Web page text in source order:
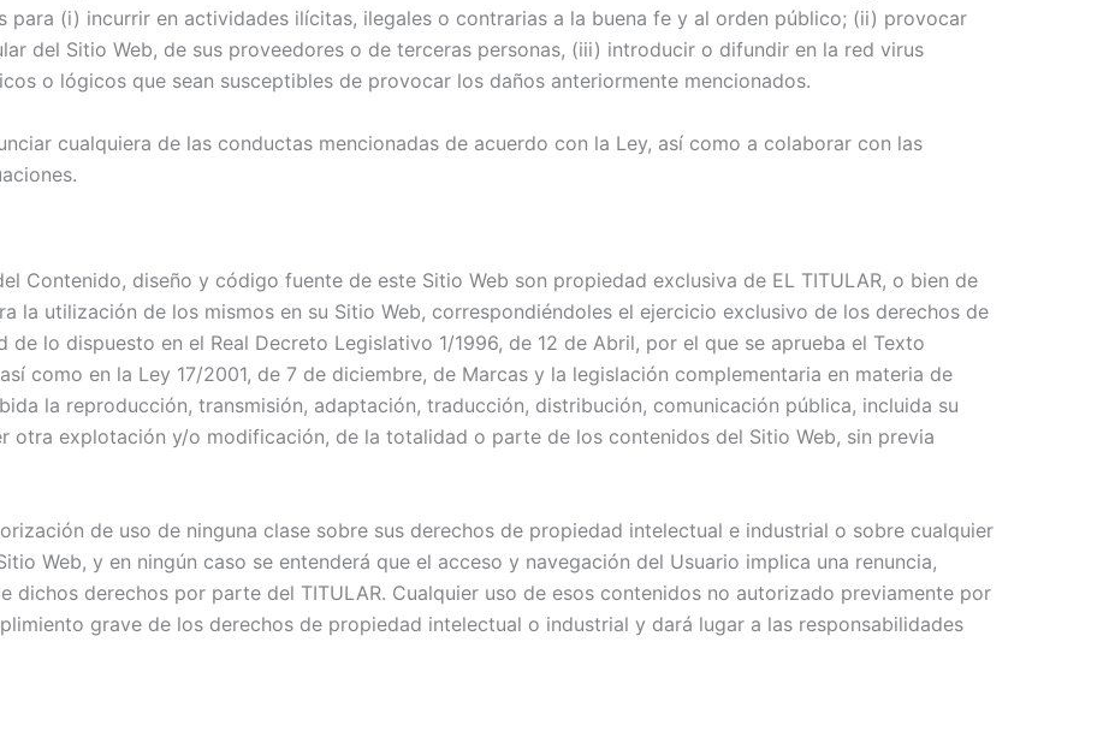
para (i) incurrir en actividades ilícitas, ilegales o contrarias a la buena fe y al orden público; (ii) provocar
del Sitio Web, de sus proveedores o de terceras personas, (iii) introducir o difundir en la red virus
o lógicos que sean susceptibles de provocar los daños anteriormente mencionados.
cualquiera de las conductas mencionadas de acuerdo con la Ley, así como a colaborar con las
Contenido, diseño y código fuente de este Sitio Web son propiedad exclusiva de EL TITULAR, o bien de
la utilización de los mismos en su Sitio Web, correspondiéndoles el ejercicio exclusivo de los derechos de
lo dispuesto en el Real Decreto Legislativo 1/1996, de 12 de Abril, por el que se aprueba el Texto
como en la Ley 17/2001, de 7 de diciembre, de Marcas y la legislación complementaria en materia de
la reproducción, transmisión, adaptación, traducción, distribución, comunicación pública, incluida su
otra explotación y/o modificación, de la totalidad o parte de los contenidos del Sitio Web, sin previa
de uso de ninguna clase sobre sus derechos de propiedad intelectual e industrial o sobre cualquier
Web, y en ningún caso se entenderá que el acceso y navegación del Usuario implica una renuncia,
dichos derechos por parte del TITULAR. Cualquier uso de esos contenidos no autorizado previamente por
grave de los derechos de propiedad intelectual o industrial y dará lugar a las responsabilidades